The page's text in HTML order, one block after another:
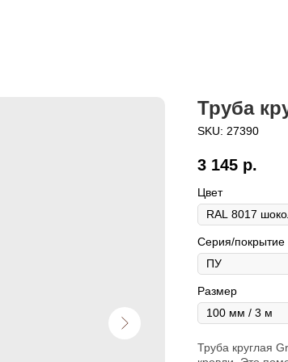
Труба
SKU: 27390
3 145 р.
Цвет
Серия/покрытие
Размер
Труба круглая